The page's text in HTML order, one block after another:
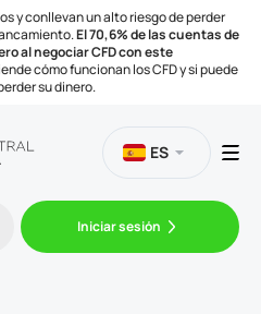
y conllevan un alto riesgo de perder
El 70,6% de las cuentas de
al negociar CFD con este
cómo funcionan los CFD y si puede
su dinero.
ES
Iniciar sesión